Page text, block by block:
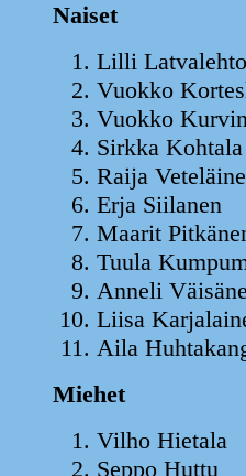
Naiset
Lilli
Vuokko
Sirkka
Raija
Erja
Maarit
Tuula
Anneli
Liisa
Aila
Miehet
Vilho